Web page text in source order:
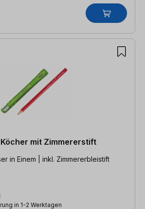
Pica POCKET- Köcher mit Zimmererstift
in Einem | inkl. Zimmererbleistift
in 1-2 Werktagen